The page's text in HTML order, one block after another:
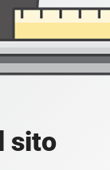
sito